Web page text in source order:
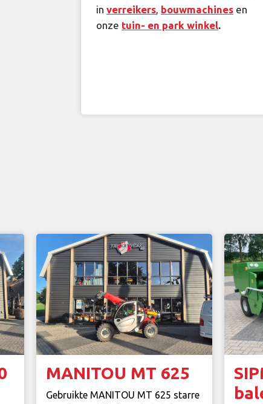
in verreikers, bouwmachines en
onze tuin- en park winkel.
MANITOU MT 625
Gebruikte MANITOU MT 625 starre